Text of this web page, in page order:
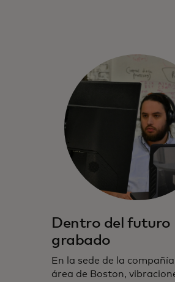
Dentro del futuro
grabado
En la sede de la compañía
área de Boston,